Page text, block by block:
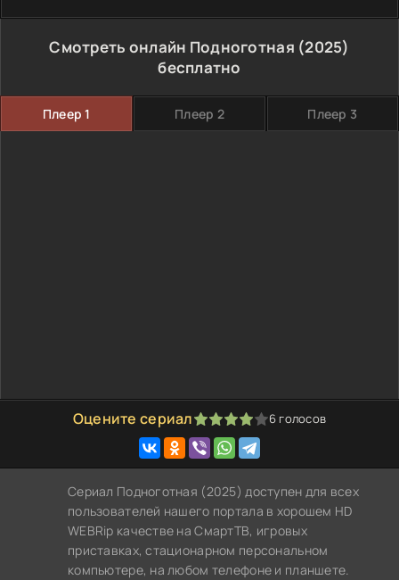
Смотреть онлайн Подноготная (2025)
бесплатно
Плеер 1 Плеер 2 Плеер 3
Оцените сериал
1 2 3 4 5 6голосов
Сериал Подноготная (2025) доступен для всех
пользователей нашего портала в хорошем HD
WEBRip качестве на СмартТВ, игровых
приставках, стационарном персональном
компьютере, на любом телефоне и планшете.